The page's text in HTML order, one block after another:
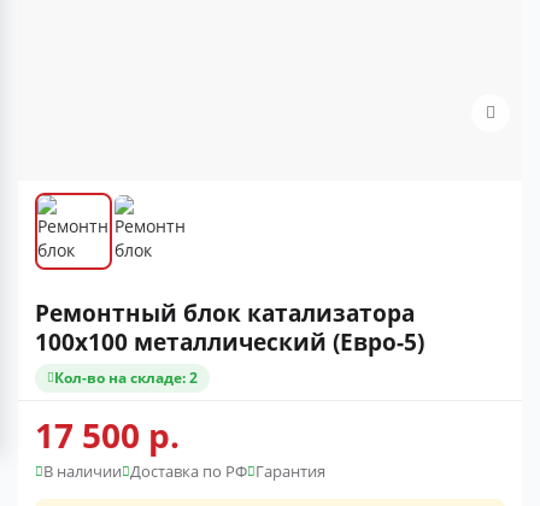
Ремонтный блок катализатора
100x100 металлический (Евро-5)
Кол-во на складе: 2
17 500 р.
В наличии Доставка по РФ Гарантия